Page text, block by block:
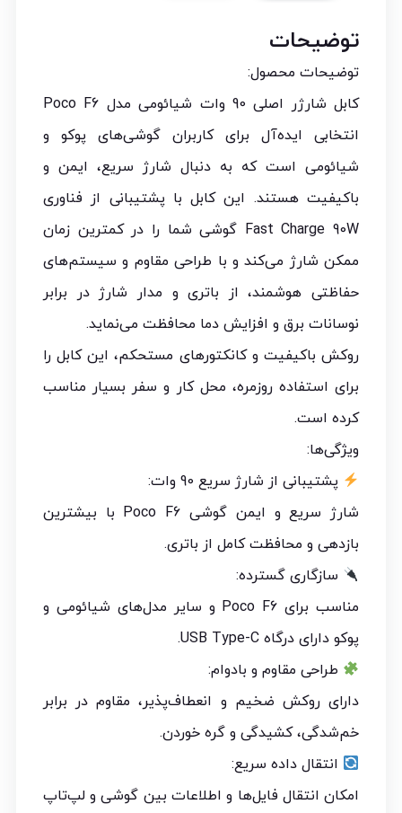
توضیحات
توضیحات محصول:
کابل شارژر اصلی 90 وات شیائومی مدل Poco F6
انتخابی ایده‌آل برای کاربران گوشی‌های پوکو و
شیائومی است که به دنبال شارژ سریع، ایمن و
باکیفیت هستند. این کابل با پشتیبانی از فناوری
Fast Charge 90W گوشی شما را در کمترین زمان
ممکن شارژ می‌کند و با طراحی مقاوم و سیستم‌های
حفاظتی هوشمند، از باتری و مدار شارژ در برابر
نوسانات برق و افزایش دما محافظت می‌نماید.
روکش باکیفیت و کانکتورهای مستحکم، این کابل را
برای استفاده روزمره، محل کار و سفر بسیار مناسب
کرده است.
ویژگی‌ها:
پشتیبانی از شارژ سریع 90 وات:
شارژ سریع و ایمن گوشی Poco F6 با بیشترین
بازدهی و محافظت کامل از باتری.
سازگاری گسترده:
مناسب برای Poco F6 و سایر مدل‌های شیائومی و
پوکو دارای درگاه USB Type-C.
طراحی مقاوم و بادوام:
دارای روکش ضخیم و انعطاف‌پذیر، مقاوم در برابر
خم‌شدگی، کشیدگی و گره خوردن.
انتقال داده سریع:
امکان انتقال فایل‌ها و اطلاعات بین گوشی و لپ‌تاپ